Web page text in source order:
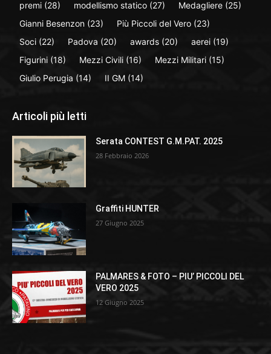
premi (28) modellismo statico (27) Medagliere (25)
Gianni Besenzon (23) Più Piccoli del Vero (23)
Soci (22) Padova (20) awards (20) aerei (19)
Figurini (18) Mezzi Civili (16) Mezzi Militari (15)
Giulio Perugia (14) II GM (14)
Articoli più letti
Serata CONTEST G.M.PAT. 2025
28 Febbraio 2026
Graffiti HUNTER
27 Giugno 2025
PALMARES & FOTO – PIU’ PICCOLI DEL
VERO 2025
12 Giugno 2025